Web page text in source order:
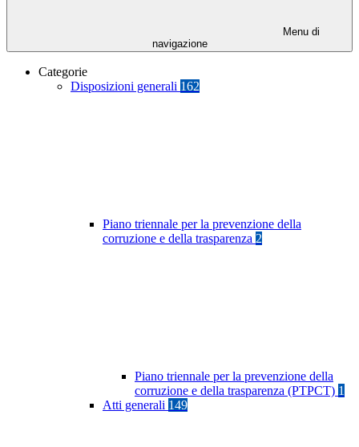
Menu di
navigazione
Categorie
Disposizioni generali 162
Piano triennale per la prevenzione della
corruzione e della trasparenza 2
Piano triennale per la prevenzione della
corruzione e della trasparenza (PTPCT) 1
Atti generali 149